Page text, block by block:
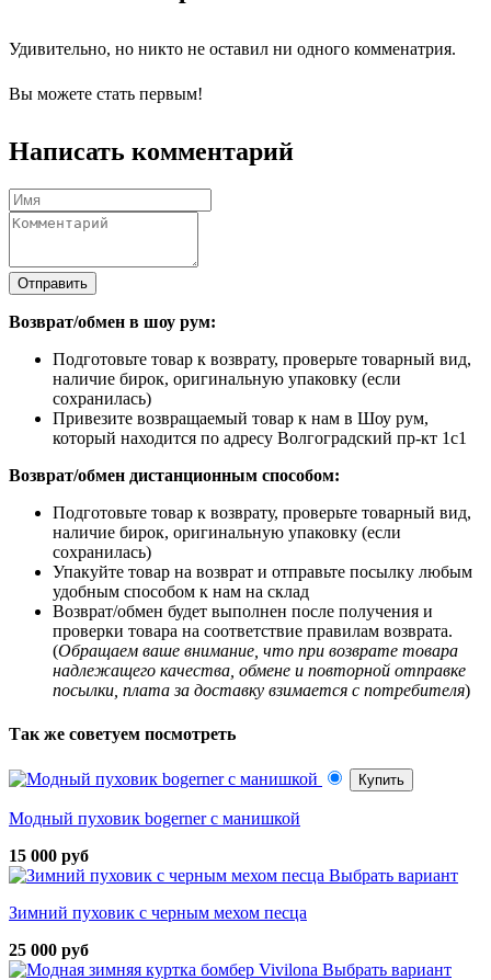
Удивительно, но никто не оставил ни одного комменатрия.
Вы можете стать первым!
Написать комментарий
Отправить
Возврат/обмен в шоу рум:
Подготовьте товар к возврату, проверьте товарный вид,
наличие бирок, оригинальную упаковку (если
сохранилась)
Привезите возвращаемый товар к нам в Шоу рум,
который находится по адресу Волгоградский пр-кт 1с1
Возврат/обмен дистанционным способом:
Подготовьте товар к возврату, проверьте товарный вид,
наличие бирок, оригинальную упаковку (если
сохранилась)
Упакуйте товар на возврат и отправьте посылку любым
удобным способом к нам на склад
Возврат/обмен будет выполнен после получения и
проверки товара на соответствие правилам возврата.
(Обращаем ваше внимание, что при возврате товара
надлежащего качества, обмене и повторной отправке
посылки, плата за доставку взимается с потребителя)
Так же советуем посмотреть
Купить
Модный пуховик bogerner с манишкой
15 000 руб
Выбрать вариант
Зимний пуховик с черным мехом песца
25 000 руб
Выбрать вариант